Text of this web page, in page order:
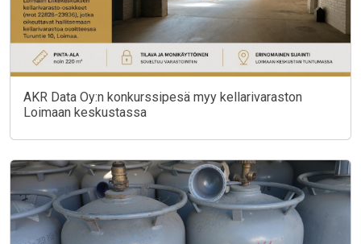
AKR Data Oy:n konkurssipesä myy kellarivaraston
Loimaan keskustassa